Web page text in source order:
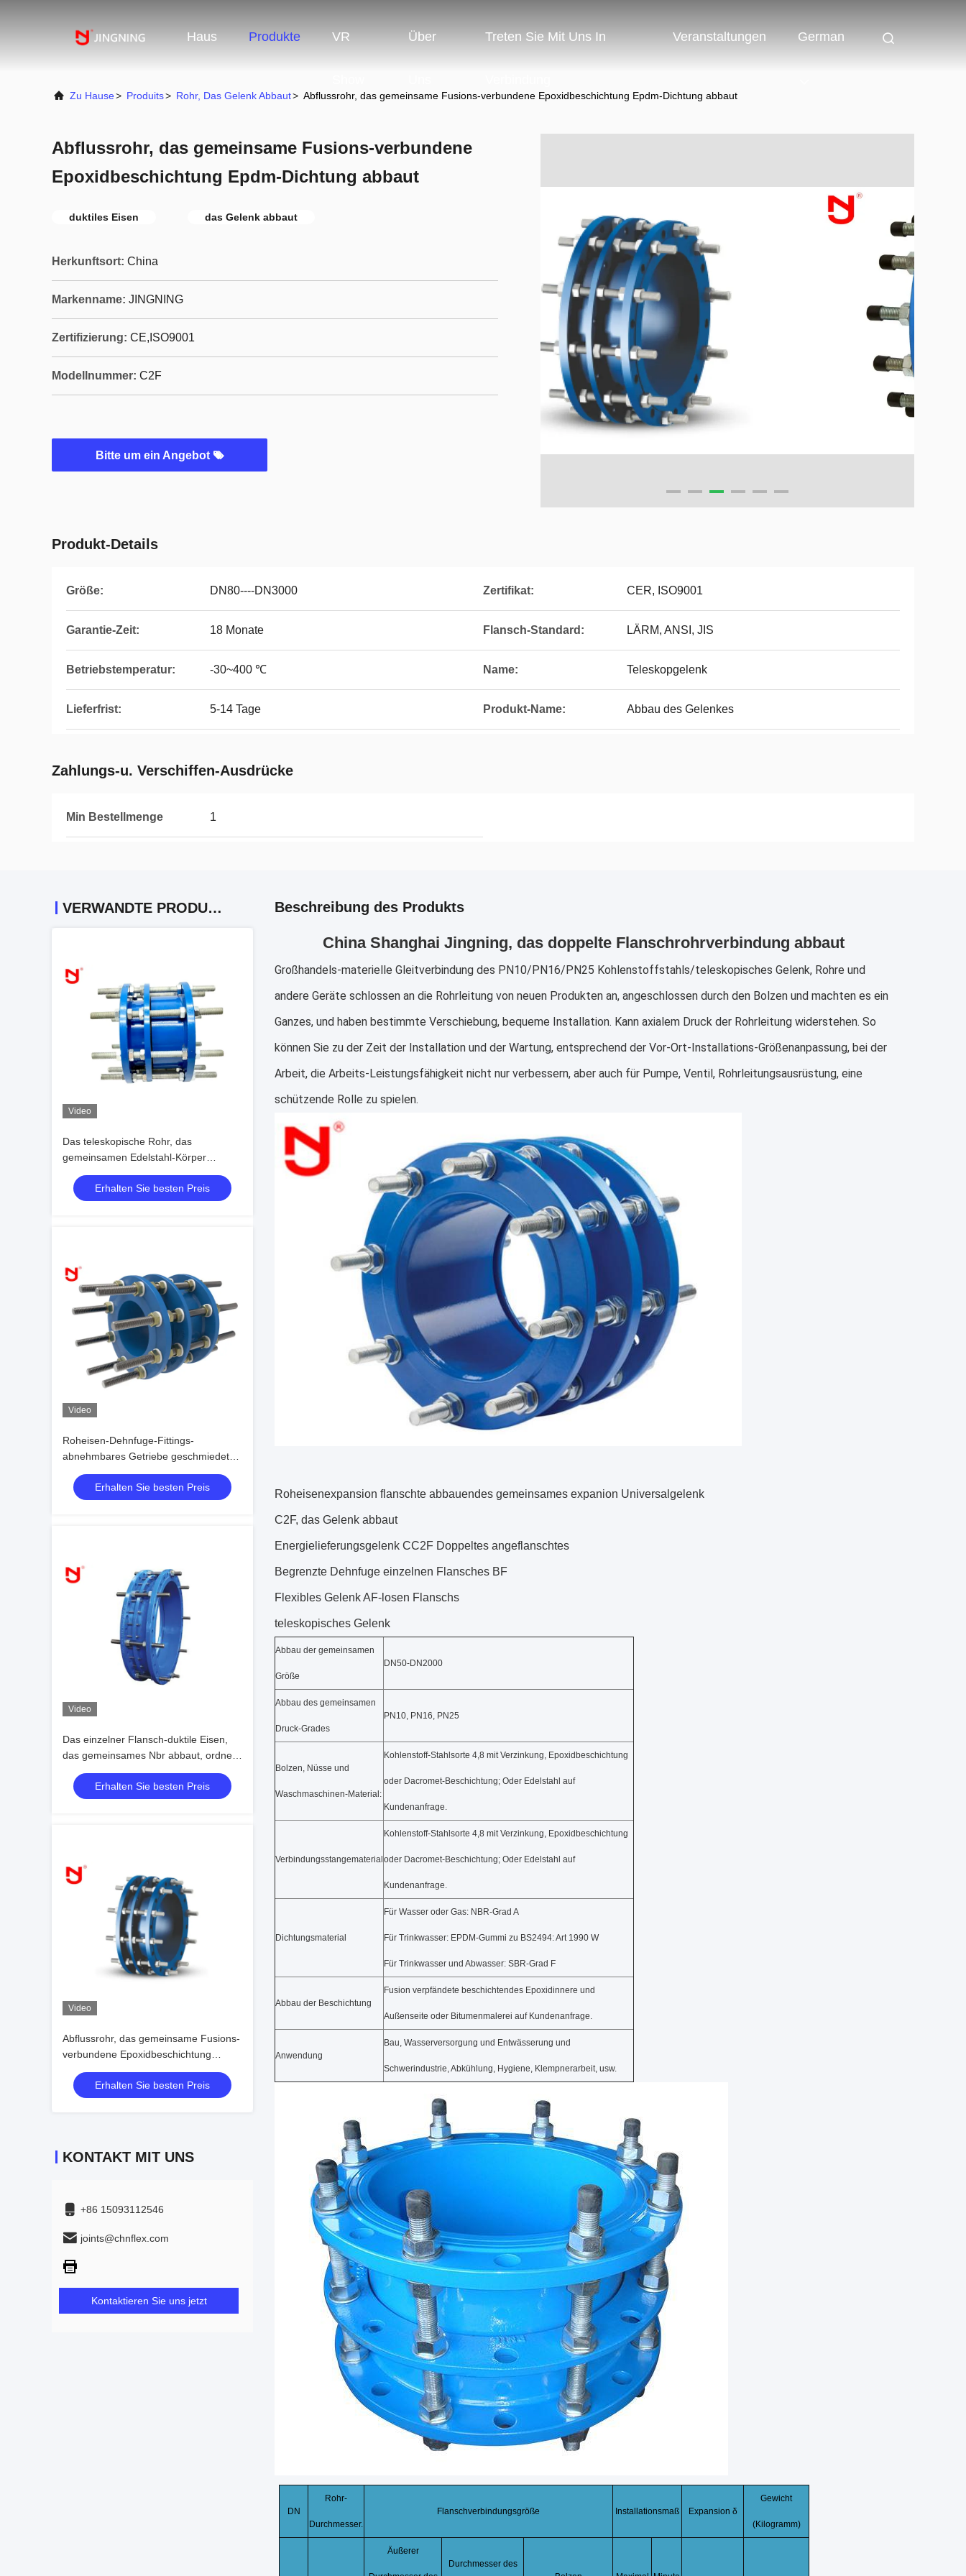
Haus Produkte VR Über Treten Sie Mit Uns In Veranstaltungen German
Zu Hause> Produits> Rohr, Das Gelenk Abbaut> Abflussrohr, das gemeinsame Fusions-verbundene Epoxidbeschichtung Epdm-Dichtung abbaut
Abflussrohr, das gemeinsame Fusions-verbundene
Epoxidbeschichtung Epdm-Dichtung abbaut
duktiles Eisen das Gelenk abbaut
Herkunftsort: China
Markenname: JINGNING
Zertifizierung: CE,ISO9001
Modellnummer: C2F
Bitte um ein Angebot
Produkt-Details
Größe: DN80----DN3000 Zertifikat: CER, ISO9001
Garantie-Zeit: 18 Monate Flansch-Standard: LÄRM, ANSI, JIS
Betriebstemperatur: -30~400 ℃ Name: Teleskopgelenk
Lieferfrist: 5-14 Tage Produkt-Name: Abbau des Gelenkes
Zahlungs-u. Verschiffen-Ausdrücke
Min Bestellmenge 1
VERWANDTE PRODUKTE
Video
Das teleskopische Rohr, das
gemeinsamen Edelstahl-Körper
abbaut, Roheisen-Expansion
Dacromet-Beschichtung
Erhalten Sie besten Preis
Video
Roheisen-Dehnfuge-Fittings-
abnehmbares Getriebe geschmiedeter
Körper
Erhalten Sie besten Preis
Video
Das einzelner Flansch-duktile Eisen,
das gemeinsames Nbr abbaut, ordnen
eine Dichtungs-Bitumen-Malerei
Erhalten Sie besten Preis
Video
Abflussrohr, das gemeinsame Fusions-
verbundene Epoxidbeschichtung
Epdm-Dichtung abbaut
Erhalten Sie besten Preis
KONTAKT MIT UNS
+86 15093112546
joints@chnflex.com
Kontaktieren Sie uns jetzt
Beschreibung des Produkts
China Shanghai Jingning, das doppelte Flanschrohrverbindung abbaut
Großhandels-materielle Gleitverbindung des PN10/PN16/PN25 Kohlenstoffstahls/teleskopisches Gelenk, Rohre und
andere Geräte schlossen an die Rohrleitung von neuen Produkten an, angeschlossen durch den Bolzen und machten es ein
Ganzes, und haben bestimmte Verschiebung, bequeme Installation. Kann axialem Druck der Rohrleitung widerstehen. So
können Sie zu der Zeit der Installation und der Wartung, entsprechend der Vor-Ort-Installations-Größenanpassung, bei der
Arbeit, die Arbeits-Leistungsfähigkeit nicht nur verbessern, aber auch für Pumpe, Ventil, Rohrleitungsausrüstung, eine
schützende Rolle zu spielen.
Roheisenexpansion flanschte abbauendes gemeinsames expanion Universalgelenk
C2F, das Gelenk abbaut
Energielieferungsgelenk CC2F Doppeltes angeflanschtes
Begrenzte Dehnfuge einzelnen Flansches BF
Flexibles Gelenk AF-losen Flanschs
teleskopisches Gelenk
Abbau der gemeinsamen
Größe
DN50-DN2000
Abbau des gemeinsamen
Druck-Grades
PN10, PN16, PN25
Bolzen, Nüsse und
Waschmaschinen-Material:
Kohlenstoff-Stahlsorte 4,8 mit Verzinkung, Epoxidbeschichtung
oder Dacromet-Beschichtung; Oder Edelstahl auf
Kundenanfrage.
Verbindungsstangematerial
Kohlenstoff-Stahlsorte 4,8 mit Verzinkung, Epoxidbeschichtung
oder Dacromet-Beschichtung; Oder Edelstahl auf
Kundenanfrage.
Dichtungsmaterial
Für Wasser oder Gas: NBR-Grad A
Für Trinkwasser: EPDM-Gummi zu BS2494: Art 1990 W
Für Trinkwasser und Abwasser: SBR-Grad F
Abbau der Beschichtung
Fusion verpfändete beschichtendes Epoxidinnere und
Außenseite oder Bitumenmalerei auf Kundenanfrage.
Anwendung
Bau, Wasserversorgung und Entwässerung und
Schwerindustrie, Abkühlung, Hygiene, Klempnerarbeit, usw.
DN
Rohr-
Durchmesser.
Flanschverbindungsgröße Installationsmaß Expansion δ
Gewicht
(Kilogramm)
Äußerer
Durchmesser des